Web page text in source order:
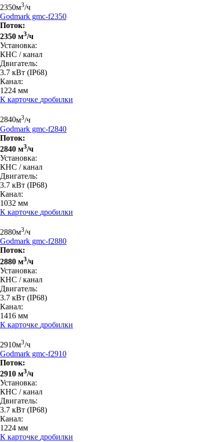
2350м3/ч
Godmark gmc-f2350
Поток:
2350 м3/ч
Установка:
КНС / канал
Двигатель:
3.7 кВт (IP68)
Канал:
1224 мм
К карточке дробилки
2840м3/ч
Godmark gmc-f2840
Поток:
2840 м3/ч
Установка:
КНС / канал
Двигатель:
3.7 кВт (IP68)
Канал:
1032 мм
К карточке дробилки
2880м3/ч
Godmark gmc-f2880
Поток:
2880 м3/ч
Установка:
КНС / канал
Двигатель:
3.7 кВт (IP68)
Канал:
1416 мм
К карточке дробилки
2910м3/ч
Godmark gmc-f2910
Поток:
2910 м3/ч
Установка:
КНС / канал
Двигатель:
3.7 кВт (IP68)
Канал:
1224 мм
К карточке дробилки